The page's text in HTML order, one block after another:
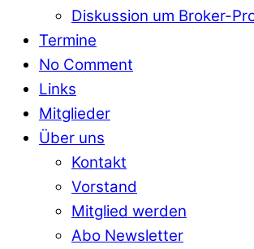
Diskussion um Broker-
Termine
No Comment
Links
Mitglieder
Über uns
Kontakt
Vorstand
Mitglied werden
Abo Newsletter